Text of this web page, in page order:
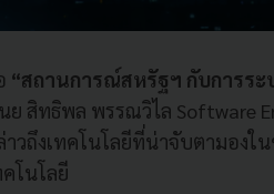
“สถานการณ์สหรัฐฯ กับการระ
สิทธิพล พรรณวิไล Software
วถึงเทคโนโลยีที่น่าจับตามองใ
โนโลยี